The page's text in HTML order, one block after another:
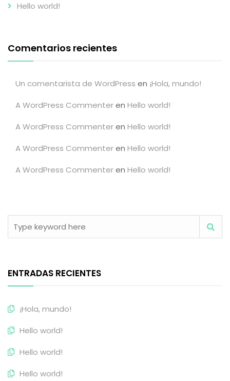
Hello world!
Comentarios recientes
Un comentarista de WordPress en ¡Hola, mundo!
A WordPress Commenteren Hello world!
A WordPress Commenteren Hello world!
A WordPress Commenteren Hello world!
A WordPress Commenteren Hello world!
ENTRADAS RECIENTES
¡Hola, mundo!
Hello world!
Hello world!
Hello world!